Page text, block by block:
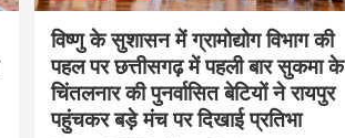
विष्णु के सुशासन में ग्रामोद्योग विभाग की
पहल पर छत्तीसगढ़ में पहली बार सुकमा के
चिंतलनार की पुनर्वासित बेटियों ने रायपुर
पहुंचकर बड़े मंच पर दिखाई प्रतिभा